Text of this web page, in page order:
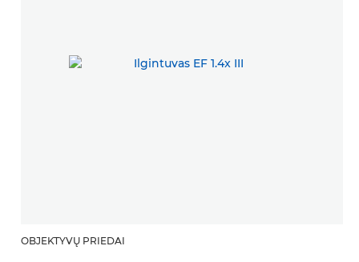
OBJEKTYVŲ PRIEDAI